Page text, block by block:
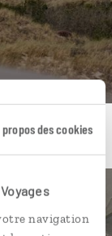
propos des cookies
navigation